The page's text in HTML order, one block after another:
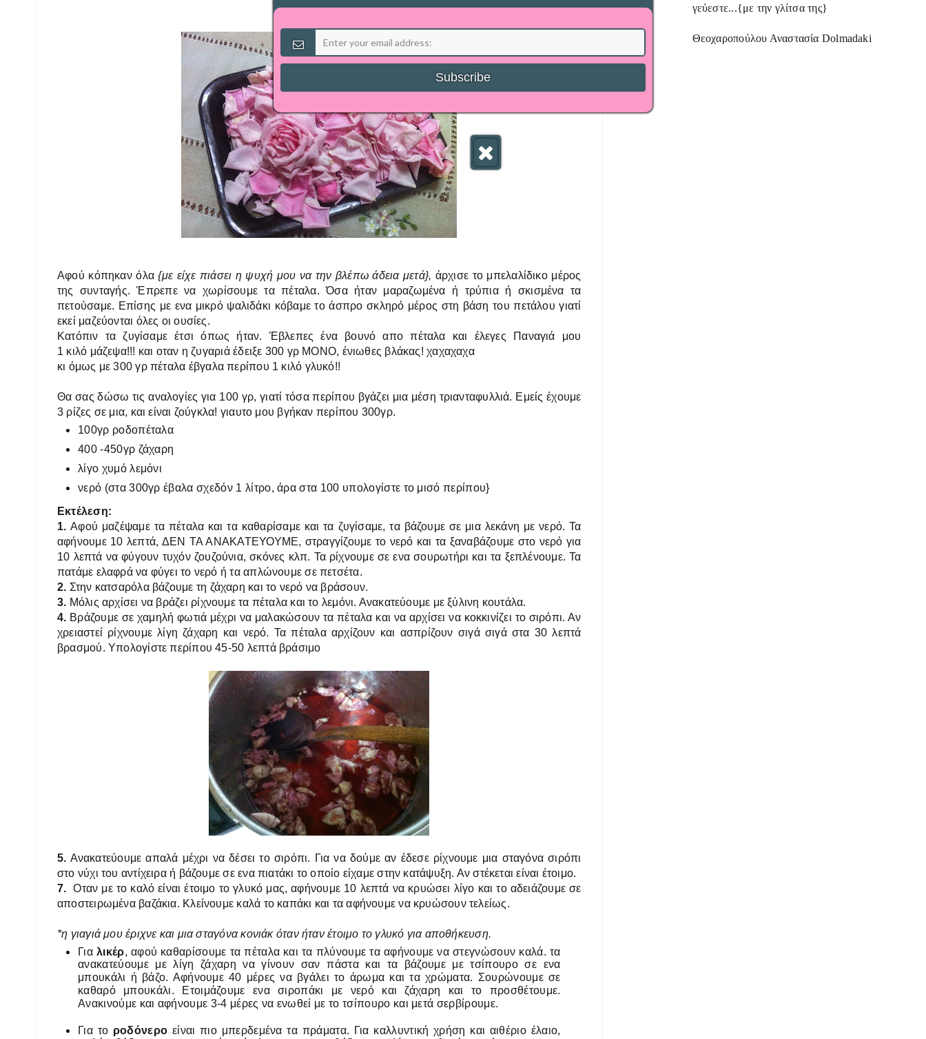
Αφού κόπηκαν όλα{με είχε πιάσει η ψυχή μου να την βλέπω άδεια μετά}, άρχισε το μπελαλίδικο μέρος
της συνταγής. Έπρεπενα χωρίσουμε τα πέταλα. Όσα ήταν μαραζωμένα ή τρύπια ή σκισμένα τα
πετούσαμε. Επίσης με ενα μικρό ψαλιδάκι κόβαμε το άσπρο σκληρό μέρος στη βάση του πετάλου γιατί
εκεί μαζεύονται όλες οι ουσίες.
Κατόπιν τα ζυγίσαμε έτσι όπως ήταν. Έβλεπες ένα βουνό απο πέταλα και έλεγες Παναγιά μου
1 κιλό μάζεψα!!! και οταν η ζυγαριά έδειξε 300 γρ ΜΟΝΟ, ένιωθες βλάκας! χαχαχαχα
κι όμως με300 γρ πέταλα έβγαλα περίπου 1 κιλό γλυκό!!
Θα σας δώσω τις αναλογίες για 100 γρ, γιατί τόσα περίπου βγάζει μια μέση τριανταφυλλιά. Εμείς έχουμε
3 ρίζες σε μια, και είναι ζούγκλα! γιαυτο μου βγήκαν περίπου 300γρ.
100γρ ροδοπέταλα
400 -450γρ ζάχαρη
λίγο χυμό λεμόνι
νερό (στα 300γρ έβαλα σχεδόν 1 λίτρο, άρα στα 100 υπολογίστε το μισό περίπου}
Εκτέλεση:
1.Αφού μαζέψαμε τα πέταλα και τα καθαρίσαμε και τα ζυγίσαμε, τα βάζουμε σε μια λεκάνη με νερό. Τα
αφήνουμε 10 λεπτά, ΔΕΝ ΤΑ ΑΝΑΚΑΤΕΥΟΥΜΕ, στραγγίζουμε το νερό και τα ξαναβάζουμε στο νερό για
10 λεπτά να φύγουν τυχόν ζουζούνια, σκόνες κλπ. Τα ρίχνουμε σε ενα σουρωτήρι και τα ξεπλένουμε. Τα
πατάμε ελαφρά να φύγει το νερό ή τα απλώνουμε σε πετσέτα.
2. Στην κατσαρόλα βάζουμε τη ζάχαρη και το νερό να βράσουν.
3. Μόλις αρχίσει να βράζει ρίχνουμε τα πέταλα και το λεμόνι. Ανακατεύουμε με ξύλινη κουτάλα.
4. Βράζουμε σε χαμηλή φωτιά μέχρι να μαλακώσουν τα πέταλα και να αρχίσει να κοκκινίζει το σιρόπι. Αν
χρειαστεί ρίχνουμε λίγη ζάχαρη και νερό. Τα πέταλα αρχίζουν και ασπρίζουν σιγά σιγά στα 30 λεπτά
βρασμού. Υπολογίστε περίπου 45-50 λεπτά βράσιμο
5. Ανακατεύουμε απαλά μέχρι να δέσει το σιρόπι. Για να δούμε αν έδεσε ρίχνουμε μια σταγόνα σιρόπι
στο νύχι του αντίχειρα ή βάζουμε σε ενα πιατάκι το οποίο είχαμε στην κατάψυξη. Αν στέκεται είναι έτοιμο.
7. Οταν με το καλό είναι έτοιμο το γλυκό μας, αφήνουμε 10 λεπτά να κρυώσει λίγο και το αδειάζουμε σε
αποστειρωμένα βαζάκια. Κλείνουμε καλά το καπάκι και τα αφήνουμε να κρυώσουν τελείως.
*η γιαγιά μου έριχνε και μια σταγόνα κονιάκ όταν ήταν έτοιμο το γλυκό για αποθήκευση.
Για λικέρ, αφού καθαρίσουμε τα πέταλα και τα πλύνουμε τα αφήνουμε να στεγνώσουν καλά. τα
ανακατεύουμε με λίγη ζάχαρη να γίνουν σαν πάστα και τα βάζουμε με τσίπουρο σε ενα
μπουκάλι ή βάζο. Αφήνουμε 40 μέρες να βγάλει το άρωμα και τα χρώματα. Σουρώνουμε σε
καθαρό μπουκάλι. Ετοιμάζουμε ενα σιροπάκι με νερό και ζάχαρη και το προσθέτουμε.
Ανακινούμε και αφήνουμε 3-4 μέρες να ενωθεί με το τσίπουρο και μετά σερβίρουμε.
Για το ροδόνερο είναι πιο μπερδεμένα τα πράματα. Για καλλυντική χρήση και αιθέριο έλαιο,
γεύεστε...{με την γλίτσα της}
Θεοχαροπούλου Αναστασία Dolmadaki